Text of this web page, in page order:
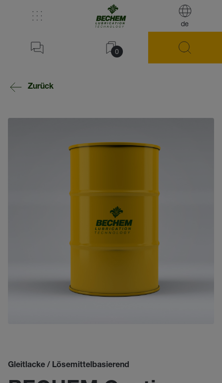
de
0
Zurück
Gleitlacke / Lösemittelbasierend